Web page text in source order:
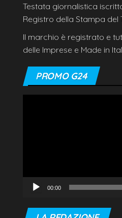
Testata giornalistica
Registro della Stampa del
Il marchio è registrato e
delle Imprese e Made in
PROMO G24
00:00